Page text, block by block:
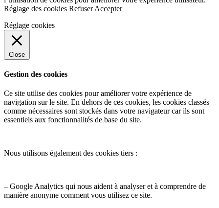
Réglage des cookies Refuser Accepter
Réglage cookies
Close
Gestion des cookies
Ce site utilise des cookies pour améliorer votre expérience de
navigation sur le site. En dehors de ces cookies, les cookies classés
comme nécessaires sont stockés dans votre navigateur car ils sont
essentiels aux fonctionnalités de base du site.
Nous utilisons également des cookies tiers :
– Google Analytics qui nous aident à analyser et à comprendre de
manière anonyme comment vous utilisez ce site.